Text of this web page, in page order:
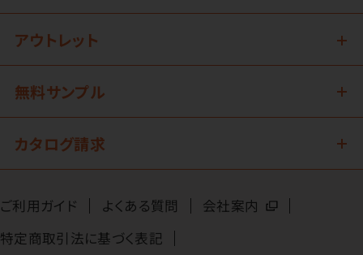
アウトレット
無料サンプル
カタログ請求
ご利用ガイド よくある質問
会社案内
特定商取引法に基づく表記